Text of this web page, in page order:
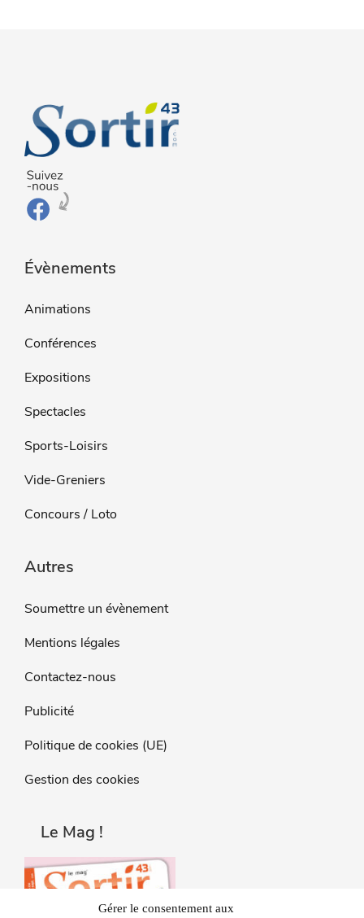
Gérer le consentement aux
Évènements
Animations
Conférences
Expositions
Spectacles
Sports-Loisirs
Vide-Greniers
Concours / Loto
Autres
Soumettre un évènement
Mentions légales
Contactez-nous
Publicité
Politique de cookies (UE)
Gestion des cookies
Le Mag !